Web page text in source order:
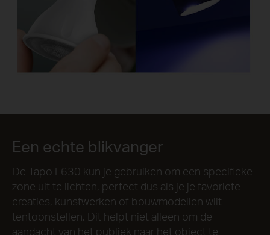
Een echte blikvanger
De Tapo L630 kun je gebruiken om een specifieke
zone uit te lichten, perfect dus als je je favoriete
creaties, kunstwerken of bouwmodellen wilt
tentoonstellen. Dit helpt niet alleen om de
aandacht van het publiek naar het object te